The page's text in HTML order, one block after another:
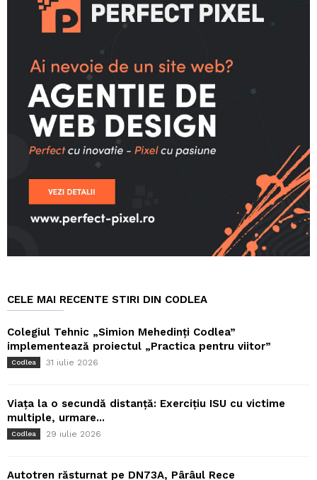
CELE MAI RECENTE STIRI DIN CODLEA
Colegiul Tehnic „Simion Mehedinți Codlea”
implementează proiectul „Practica pentru viitor”
Codlea 31 iulie 2026
Viața la o secundă distanță: Exercițiu ISU cu victime
multiple, urmare...
Codlea 29 iulie 2026
Autotren răsturnat pe DN73A, Pârâul Rece